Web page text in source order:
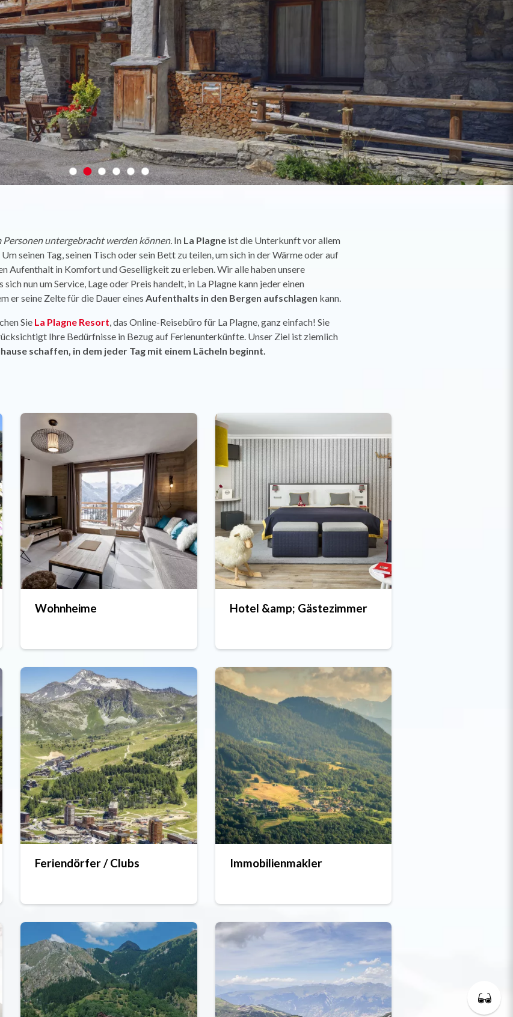
untergebracht werden können.In La Plagneist die Unterkunft vor allem
seinen Tag, seinen Tisch oder sein Bett zu teilen, um sich in der Wärme oder auf
Aufenthalt in Komfort und Geselligkeit zu erleben. Wir alle haben unsere
nun um Service, Lage oder Preis handelt, in La Plagne kann jeder einen
er seine Zelte für die Dauer eines Aufenthalts in den Bergen aufschlagen kann.
Sie La Plagne Resort, das Online-Reisebüro für La Plagne, ganz einfach! Sie
Ihre Bedürfnisse in Bezug auf Ferienunterkünfte. Unser Ziel ist ziemlich
schaffen, in dem jeder Tag mit einem Lächeln beginnt.
Wohnheime Hotel &amp; Gästezimmer
Feriendörfer / Clubs Immobilienmakler